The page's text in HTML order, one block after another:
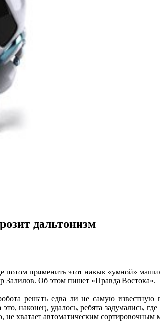
дальтонизм
потом применить этот навык «умной»
Залилов. Об этом пишет «Правда Востока».
решать едва ли не самую
наконец, удалось, ребята задумались,
не хватает автоматическим